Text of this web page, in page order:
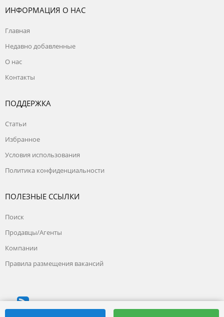
ИНФОРМАЦИЯ О НАС
Главная
Недавно добавленные
О нас
Контакты
ПОДДЕРЖКА
Статьи
Избранное
Условия использования
Политика конфиденциальности
ПОЛЕЗНЫЕ ССЫЛКИ
Поиск
Продавцы/Агенты
Компании
Правила размещения вакансий